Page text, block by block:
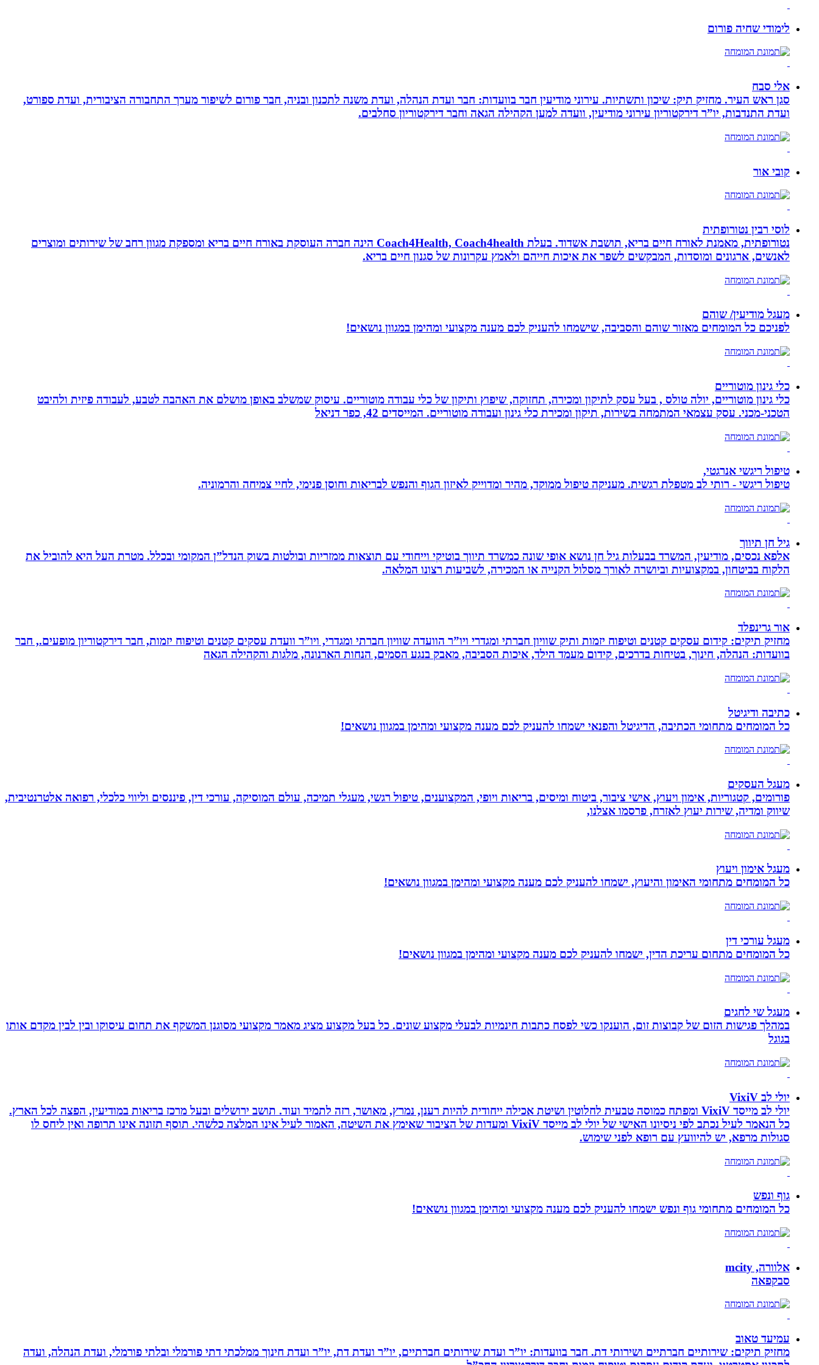
לימודי שחיה פורום
אלי סבח
סגן ראש העיר. מחזיק תיק: שיכון ותשתיות. עירוני מודיעין חבר בוועדות: חבר ועדת הנהלה, ועדת משנה לתכנון ובניה, חבר פורום לשיפור מערך התחבורה הציבורית, ועדת ספורט,
ועדת התנדבות, יו”ר דירקטוריון עירוני מודיעין, וועדה למען הקהילה הגאה וחבר דירקטוריון סחלבים.
קובי אור
לוסי רבין נטורופתית
נטורופתית, מאמנת לאורח חיים בריא, תושבת אשדוד. בעלת Coach4Health, Coach4health הינה חברה העוסקת באורח חיים בריא ומספקת מגוון רחב של שירותים ומוצרים
לאנשים, ארגונים ומוסדות, המבקשים לשפר את איכות חייהם ולאמץ עקרונות של סגנון חיים בריא.
מעגל מודיעין/ שוהם
לפניכם כל המומחים מאזור שוהם והסביבה, שישמחו להעניק לכם מענה מקצועי ומהימן במגוון נושאים!
כלי גינון מוטוריים
כלי גינון מוטוריים, יולה טולס , בעל עסק לתיקון ומכירה, תחזוקה, שיפוץ ותיקון של כלי עבודה מוטוריים. עיסוק שמשלב באופן מושלם את האהבה לטבע, לעבודה פיזית ולהיבט
הטכני-מכני. עסק עצמאי המתמחה בשירות, תיקון ומכירת כלי גינון ועבודה מוטוריים. המייסדים 42, כפר דניאל
טיפול ריגשי אנרגטי,
טיפול ריגשי - רותי לב מטפלת רגשית. מעניקה טיפול ממוקד, מהיר ומדוייק לאיזון הגוף והנפש לבריאות וחוסן פנימי, לחיי צמיחה והרמוניה.
גיל חן תיווך
אלפא נכסים, מודיעין, המשרד בבעלות גיל חן נושא אופי שונה כמשרד תיווך בוטיקי וייחודי עם תוצאות ממזריות ובולטות בשוק הנדל”ן המקומי ובכלל. מטרת העל היא להוביל את
הלקוח בביטחון, במקצועיות וביושרה לאורך מסלול הקנייה או המכירה, לשביעות רצונו המלאה.
אור גרינפלד
מחזיק תיקים: קידום עסקים קטנים וטיפוח יזמות ותיק שוויון חברתי ומגדרי ויו”ר הוועדה שוויון חברתי ומגדרי, ויו”ר וועדת עסקים קטנים וטיפוח יזמות, חבר דירקטוריון מופעים., חבר
בוועדות: הנהלה, חינוך, בטיחות בדרכים, קידום מעמד הילד, איכות הסביבה, מאבק בנגע הסמים, הנחות הארנונה, מלגות והקהילה הגאה
כתיבה ודיגיטל
כל המומחים מתחומי הכתיבה, הדיגיטל והפנאי ישמחו להעניק לכם מענה מקצועי ומהימן במגוון נושאים!
מעגל העסקים
פורומים, קטגוריות, אימון ויעוץ, אישי ציבור, ביטוח ומיסים, בריאות ויופי, המקצוענים, טיפול רגשי, מעגלי תמיכה, עולם המוסיקה, עורכי דין, פיננסים וליווי כלכלי, רפואה אלטרנטיבית,
שיווק ומדיה, שירות יעוץ לאזרח, פרסמו אצלנו,
מעגל אימון ויעוץ
כל המומחים מתחומי האימון והיעוץ, ישמחו להעניק לכם מענה מקצועי ומהימן במגוון נושאים!
מעגל עורכי דין
כל המומחים מתחום עריכת הדין, ישמחו להעניק לכם מענה מקצועי ומהימן במגוון נושאים!
מעגל שי לחגים
במהלך פגישות הזום של קבוצות זום, הוענקו כשי לפסח כתבות חינמיות לבעלי מקצוע שונים. כל בעל מקצוע מציג מאמר מקצועי מסוגנן המשקף את תחום עיסוקו ובין לבין מקדם אותו
בגוגל
יולי לב VixiV
יולי לב מייסד VixiV ומפתח כמוסה טבעית לחלוטין ושיטת אכילה ייחודית להיות רענן, נמרץ, מאושר, רזה לתמיד ועוד. תושב ירושלים ובעל מרכז בריאות במודיעין, הפצה לכל הארץ.
כל הנאמר לעיל נכתב לפי ניסיונו האישי של יולי לב מייסד VixiV ומעדות של הציבור שאימץ את השיטה, האמור לעיל אינו המלצה כלשהי. תוסף תזונה אינו תרופה ואין ליחס לו
סגולות מרפא, יש להיוועץ עם רופא לפני שימוש.
גוף ונפש
כל המומחים מתחומי גוף ונפש ישמחו להעניק לכם מענה מקצועי ומהימן במגוון נושאים!
אלוורה, mcity
סבקפאה
עמיעד טאוב
מחזיק תיקים: שירותיים חברתיים ושירותי דת. חבר בוועדות: יו”ר ועדת שירותים חברתיים, יו”ר ועדת דת, יו”ר ועדת חינוך ממלכתי דתי פורמלי ובלתי פורמלי, ועדת הנהלה, ועדה